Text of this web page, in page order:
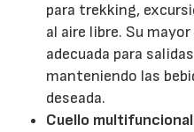
para trekking,
al aire libre. Su
adecuada para
manteniendo las
deseada.
Cuello multifuncional